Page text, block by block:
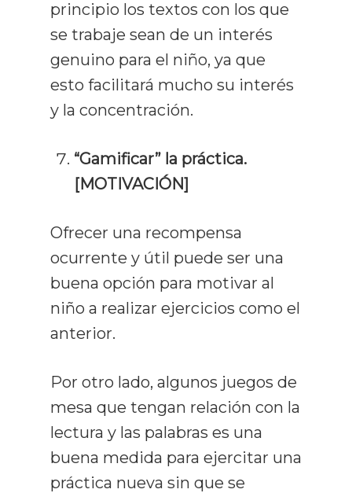
principio los textos con los que
se trabaje sean de un interés
genuino para el niño, ya que
esto facilitará mucho su interés
y la concentración.
“Gamificar” la práctica.
[MOTIVACIÓN]
Ofrecer una recompensa
ocurrente y útil puede ser una
buena opción para motivar al
niño a realizar ejercicios como el
anterior.
Por otro lado, algunos juegos de
mesa que tengan relación con la
lectura y las palabras es una
buena medida para ejercitar una
práctica nueva sin que se